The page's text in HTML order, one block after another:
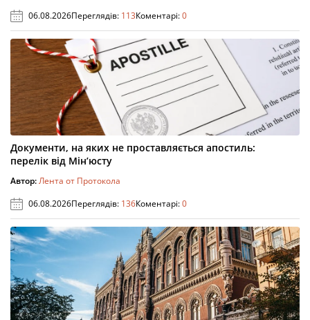
06.08.2026Переглядів: 113Коментарі:0
Документи, на яких не проставляється апостиль:
перелік від Мін’юсту
Автор:Лента от Протокола
06.08.2026Переглядів: 136Коментарі:0